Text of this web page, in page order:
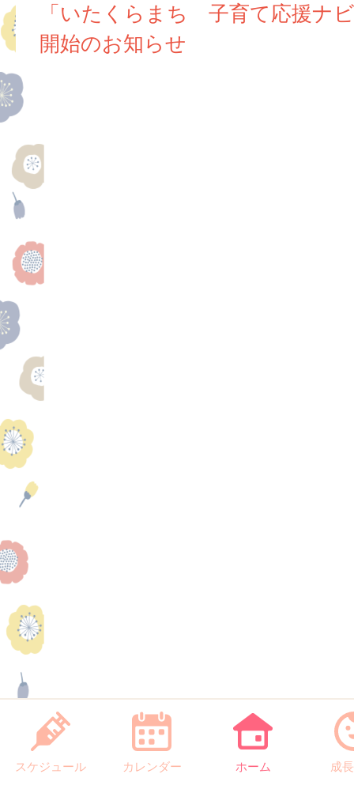
「いたくらまち 子育て応援ナ
開始のお知らせ
スケジュール カレンダー ホーム 成